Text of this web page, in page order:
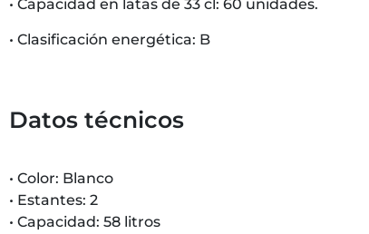
• Capacidad en latas de 33 cl: 60 unidades.
• Clasificación energética: B
Datos técnicos
• Color: Blanco
• Estantes: 2
• Capacidad: 58 litros